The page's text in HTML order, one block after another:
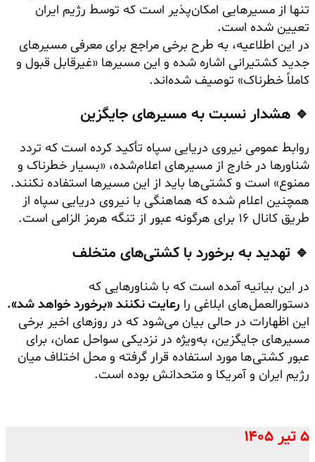
تنها از مسیرهایی امکان‌پذیر است که توسط رژیم ایران
تعیین شده است.
در این اطلاعیه، به طرح برخی مراجع برای معرفی مسیرهای
جدید کشتیرانی اشاره شده و این مسیرها «غیرقابل قبول و
کاملاً خطرناک» توصیف شده‌اند.
🔹 هشدار نسبت به مسیرهای جایگزین
روابط عمومی نیروی دریایی سپاه تأکید کرده است که تردد
شناورها در خارج از مسیرهای اعلام‌شده، «بسیار خطرناک و
ممنوع» است و کشتی‌ها باید از این مسیرها استفاده نکنند.
همچنین اعلام شده که هماهنگی با نیروی دریایی سپاه از
طریق کانال ۱۶ برای هرگونه عبور از تنگه هرمز الزامی است.
🔹 تهدید به برخورد با کشتی‌های متخلف
در این بیانیه آمده است که با شناورهایی که
دستورالعمل‌های ابلاغی را رعایت نکنند «برخورد خواهد شد».
این اظهارات در حالی بیان می‌شود که در روزهای اخیر برخی
مسیرهای جایگزین، به‌ویژه در نزدیکی سواحل عمان، برای
عبور کشتی‌ها مورد استفاده قرار گرفته و محل اختلاف میان
رژیم ایران و آمریکا و متحدانش بوده است.
۵ تیر ۱۴۰۵